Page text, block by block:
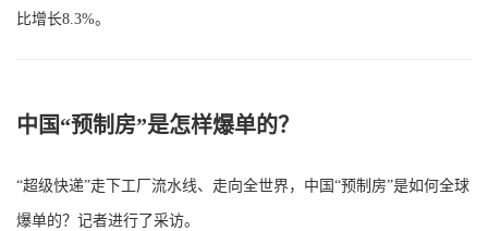
比增长8.3%。
中国“预制房”是怎样爆单的？
“超级快递”走下工厂流水线、走向全世界，中国“预制房”是如何全球
爆单的？记者进行了采访。